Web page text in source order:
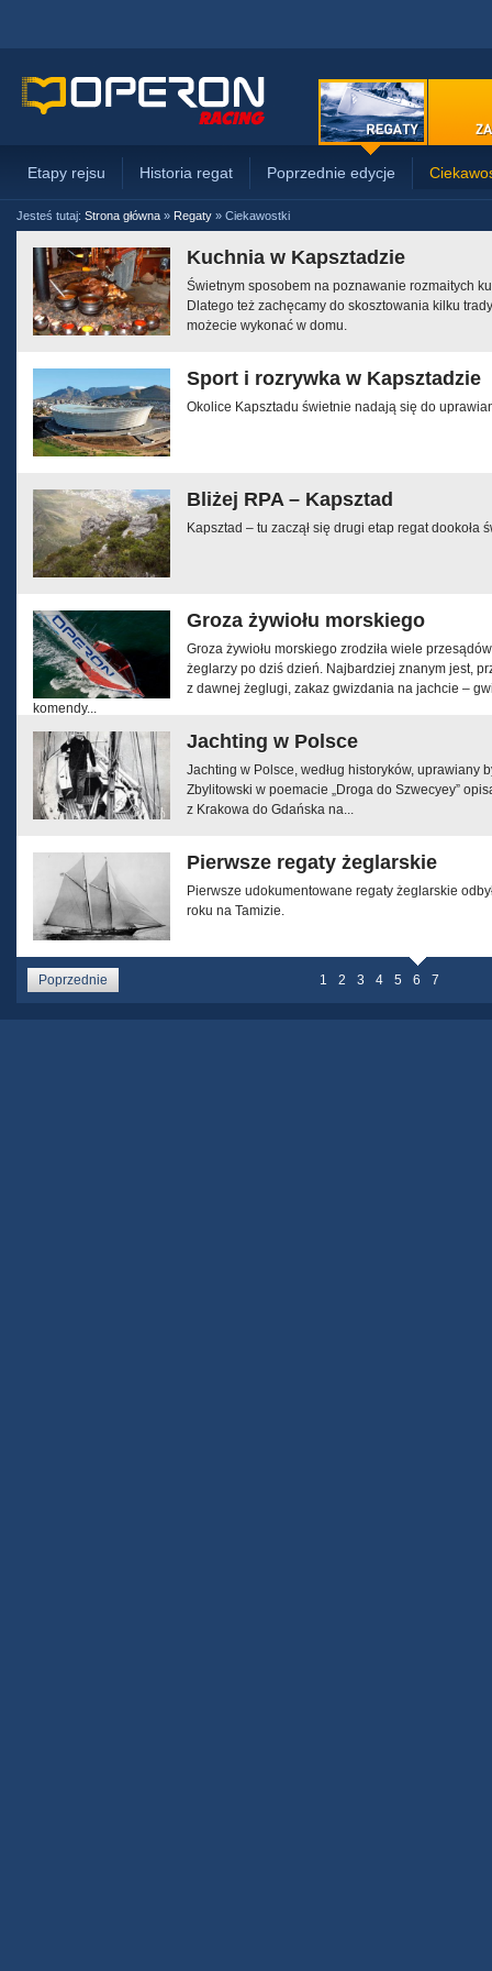
Etapy rejsu Historia regat Poprzednie edycje
Jesteś tutaj: Strona główna » Regaty » Ciekawostki
Kuchnia w Kapsztadzie
Świetnym sposobem na poznawanie rozmaitych
Dlatego też zachęcamy do skosztowania kilku
możecie wykonać w domu.
Sport i rozrywka w Kapsztadzie
Okolice Kapsztadu świetnie nadają się do
Bliżej RPA – Kapsztad
Kapsztad – tu zaczął się drugi etap regat dookoła
Groza żywiołu morskiego
Groza żywiołu morskiego zrodziła wiele
żeglarzy po dziś dzień. Najbardziej znanym jest,
z dawnej żeglugi, zakaz gwizdania na jachcie –
komendy...
Jachting w Polsce
Jachting w Polsce, według historyków, uprawiany
Zbylitowski w poemacie „Droga do Szwecyey”
z Krakowa do Gdańska na...
Pierwsze regaty żeglarskie
Pierwsze udokumentowane regaty żeglarskie
roku na Tamizie.
Poprzednie 1 2 3 4 5 6 7